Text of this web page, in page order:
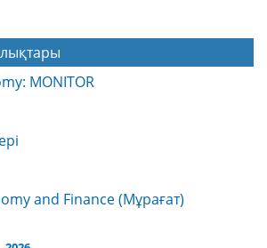
MONITOR
and Finance (Мұрағат)